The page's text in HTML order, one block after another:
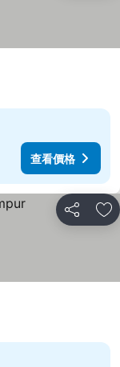
查看價格
分享 加